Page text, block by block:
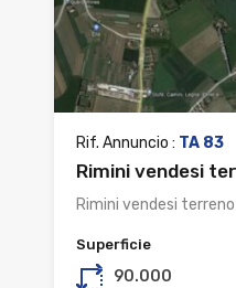
Rif. Annuncio : TA 83
Rimini vendesi
Rimini vendesi
Superficie
90.000